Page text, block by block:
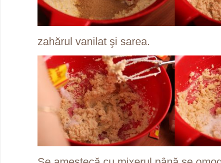
zahărul vanilat şi sarea.